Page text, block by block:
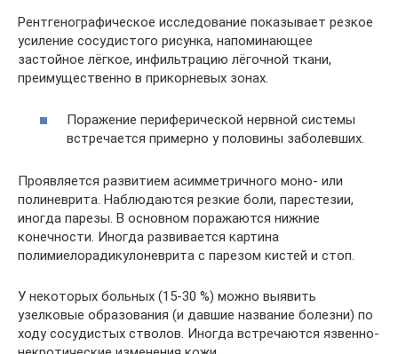
Рентгенографическое исследование показывает резкое
усиление сосудистого рисунка, напоминающее
застойное лёгкое, инфильтрацию лёгочной ткани,
преимущественно в прикорневых зонах.
Поражение периферической нервной системы
встречается примерно у половины заболевших.
Проявляется развитием асимметричного моно- или
полиневрита. Наблюдаются резкие боли, парестезии,
иногда парезы. В основном поражаются нижние
конечности. Иногда развивается картина
полимиелорадикулоневрита с парезом кистей и стоп.
У некоторых больных (15-30 %) можно выявить
узелковые образования (и давшие название болезни) по
ходу сосудистых стволов. Иногда встречаются язвенно-